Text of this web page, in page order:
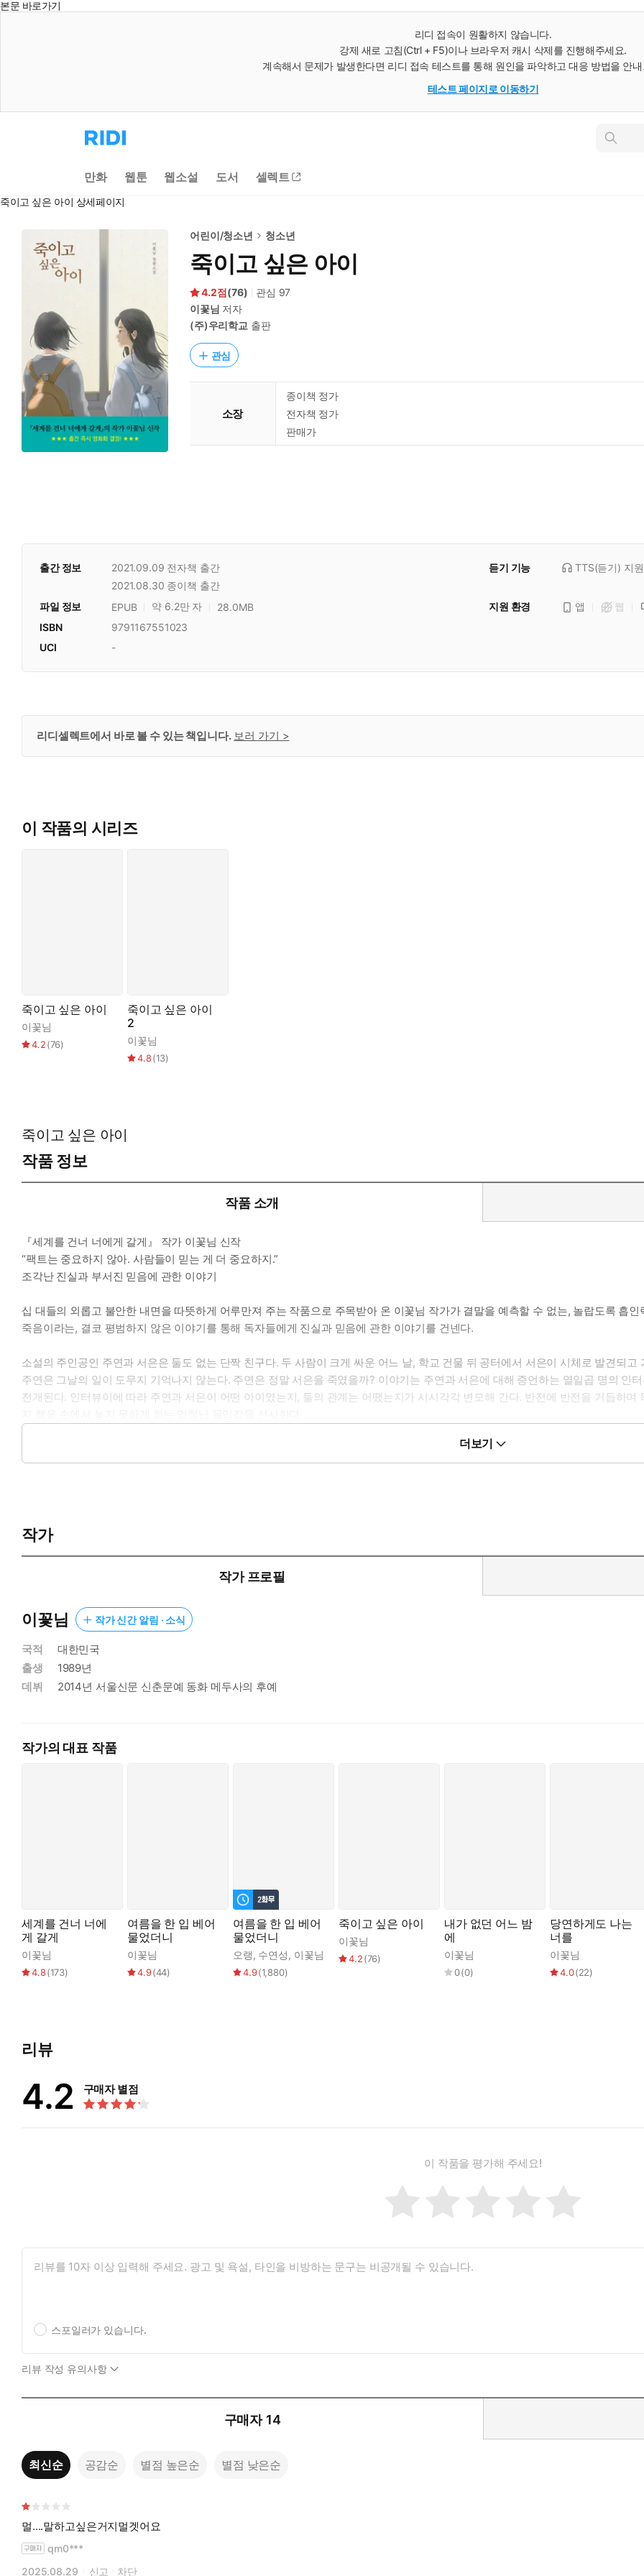
본문 바로가기
리디 접속이 원활하지 않습니다.
강제 새로 고침(Ctrl + F5)이나 브라우저 캐시 삭제를 진행해주세요.
계속해서 문제가 발생한다면 리디 접속 테스트를 통해 원인을 파악하고 대응 방법을 안
테스트 페이지로 이동하기
리
디
으
로
동
인
만화 웹툰 웹소설 도서 셀렉트
죽이고 싶은 아이 상세페이지
어린이/청소년 청소년
죽이고 싶은 아이
4.2 (76) 관심 97
이꽃님 저자
(주)우리학교 출판
관심
소장
종이책 정가
전자책 정가
판매가
출간 정보 2021.09.09 전자책 출간
2021.08.30 종이책 출간
듣기 기능 TTS(듣기) 지원
파일 정보 EPUB 약 6.2만 자 28.0MB 지원 환경 앱
웹
ISBN
9791167551023
UCI
-
리디셀렉트에서 바로 볼 수 있는 책입니다. 보러 가기 >
이 작품의 시리즈
죽이고 싶은 아이
이꽃님
4.2(76)
죽이고 싶은 아이
2
이꽃님
4.8(13)
죽이고 싶은 아이
작품 정보
작품 소개
『세계를 건너 너에게 갈게』 작가 이꽃님 신작
“팩트는 중요하지 않아. 사람들이 믿는 게 더 중요하지.”
조각난 진실과 부서진 믿음에 관한 이야기
십 대들의 외롭고 불안한 내면을 따뜻하게 어루만져 주는 작품으로 주목받아 온 이꽃님 작가가 결말을 예측할 수 없는, 놀랍도록 흡
죽음이라는, 결코 평범하지 않은 이야기를 통해 독자들에게 진실과 믿음에 관한 이야기를 건넨다.
소설의 주인공인 주연과 서은은 둘도 없는 단짝 친구다. 두 사람이 크게 싸운 어느 날, 학교 건물 뒤 공터에서 서은이 시체로 발견되
주연은 그날의 일이 도무지 기억나지 않는다. 주연은 정말 서은을 죽였을까? 이야기는 주연과 서은에 대해 증언하는 열일곱 명의 인
전개된다. 인터뷰이에 따라 주연과 서은이 어떤 아이였는지, 둘의 관계는 어땠는지가 시시각각 변모해 간다. 반전에 반전을 거듭하
『죽이고 싶은 아이』는 보이는 대로만 보고 듣고 싶은 말만 듣고 믿고 싶은 것만 믿는 사람들로 가득한 세상이 얼마나 야만적인지
십 대들에게 건네는 다정한 위로였다면, 『죽이고 싶은 아이』는 십 대들의 곁에 선 작가가 진실이 멋대로 편집되고 소비되는 세상에
더보기
작가
작가 프로필
이꽃님 작가 신간 알림 · 소식
국적
대한민국
출생
1989년
데뷔
2014년 서울신문 신춘문예 동화 메두사의 후예
작가의 대표 작품
세계를 건너 너에
게 갈게
이꽃님
4.8(173)
여름을 한 입 베어
물었더니
이꽃님
4.9(44)
여름을 한 입 베어
물었더니
오랭, 수연성, 이꽃님
4.9(1,880)
죽이고 싶은 아이
이꽃님
4.2(76)
내가 없던 어느 밤
에
이꽃님
0(0)
당연하게도 나는
너를
이꽃님
4.0(22)
리뷰
4.2 구매자 별점
이 작품을 평가해 주세요!
스포일러가 있습니다.
리뷰 작성 유의사항
구매자 14
최신순 공감순 별점 높은순 별점 낮은순
멀....말하고싶은거지멀겟어요
qm0***
2025.08.29
신고 차단